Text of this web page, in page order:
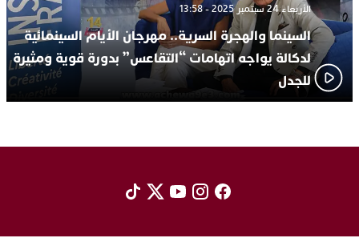
الأربعاء 24 سبتمبر 2025 - 13:58
السينما والهجرة السرية.. مهرجان الأيام السينمائية
لدكالة يواجه اتهامات “التقاعس” بدورة قوية ومثيرة
للجدل